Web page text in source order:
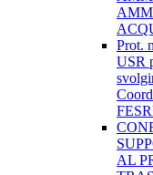
Prot.
USR
AL